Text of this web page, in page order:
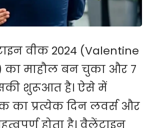
वीक 2024 (Valentine
का माहौल बन चुका और 7
शुरूआत है। ऐसे में
का प्रत्येक दिन लवर्स और
होता है। वैलेंटाइन